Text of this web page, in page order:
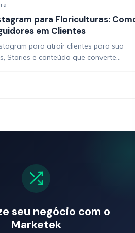
para Floriculturas:
em Clientes
para atrair clientes para sua
Stories e conteúdo que converte
seu negócio com o
Marketek